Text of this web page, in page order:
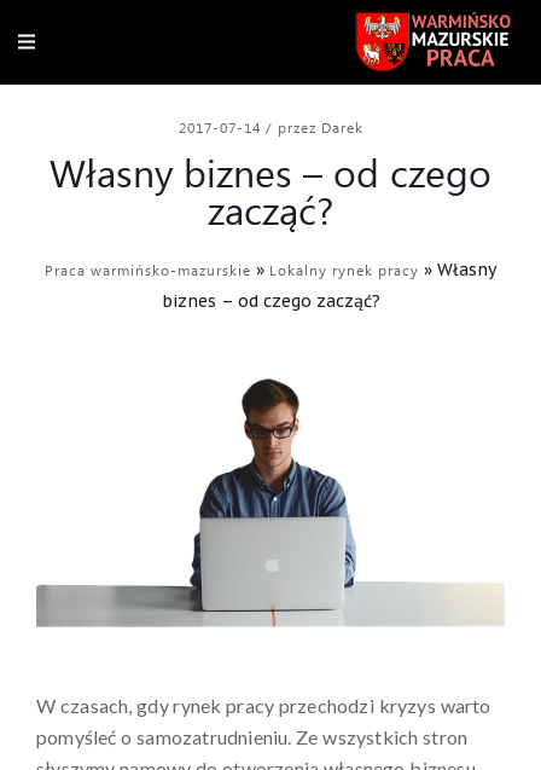
2017-07-14 / przez Darek
Własny biznes – od czego
zacząć?
Praca warmińsko-mazurskie » Lokalny rynek pracy » Własny
biznes – od czego zacząć?
W czasach, gdy rynek pracy przechodzi kryzys warto
pomyśleć o samozatrudnieniu. Ze wszystkich stron